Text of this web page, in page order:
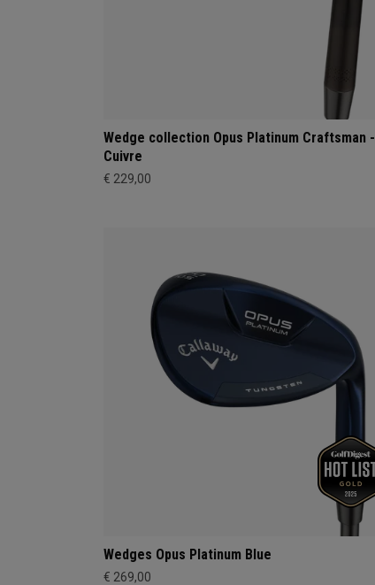
Wedge collection Opus Platinum Craftsman -
Cuivre
€ 229,00
Wedges Opus Platinum Blue
€ 269,00